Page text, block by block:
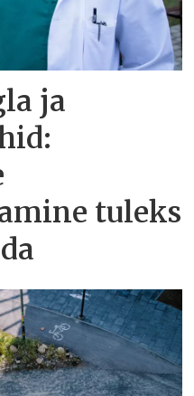
ja
tuleks